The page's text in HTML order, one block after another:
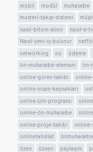
mobil
modül muhasebe
musteri-takip-sistemi
nasıl-bitoin-alınır
nasıl-e-
Nasıl-yeni-iş-bulunur
networking
no ödeme
ön-muhasebe-elemanı
ön-
online-gorev-takibi
online-insan-kaynakları
online-izin-programı
online-ön-muhasebe
online-proje-takibi
onlinetahsilat
önmuhasebe
özen
özveri paylaşım